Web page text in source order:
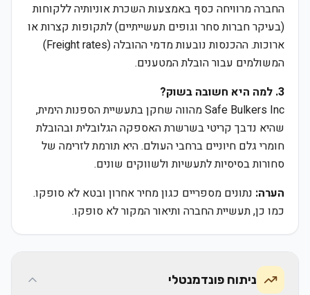
החברה מרוויחה כסף באמצעות השכרת אוניותיה ללקוחות
(בעיקר חברות סחר וגופים תעשייתיים) לתקופות קצרות או
ארוכות. ההכנסות נובעות מדמי ההובלה (Freight rates)
המשולמים עבור הובלת המטענים.
3. למה היא חשובה בשוק?
Safe Bulkers Inc מהווה שחקן בתעשיית הספנות הימית,
שהיא נדבך קריטי בשרשרת האספקה הגלובלית ובהובלת
חומרי גלם חיוניים ברחבי העולם. היא תורמת לזרימה של
סחורות בסיסיות לתעשיות ולשווקים שונים.
הערה: נתונים מספריים כגון מחיר אחרון ובטא לא סופקו.
כמו כן, תעשיית החברה ותיאור המקור לא סופקו.
ניתוח פונדמנטלי